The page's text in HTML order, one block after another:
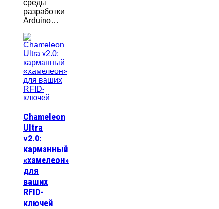
среды
разработки
Arduino…
Chameleon
Ultra
v2.0:
карманный
«хамелеон»
для
ваших
RFID-
ключей